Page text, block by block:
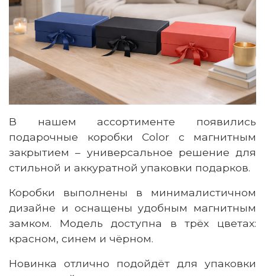
В нашем ассортименте появились
подарочные коробки Color с магнитным
закрытием – универсальное решение для
стильной и аккуратной упаковки подарков.
Коробки выполнены в минималистичном
дизайне и оснащены удобным магнитным
замком. Модель доступна в трёх цветах:
красном, синем и чёрном.
Новинка отлично подойдёт для упаковки